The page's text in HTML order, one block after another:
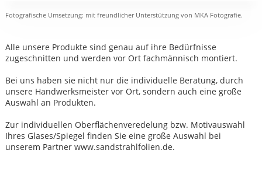
Fotografische Umsetzung: mit freundlicher Unterstützung von MKA Fotografie.
Alle unsere Produkte sind genau auf ihre Bedürfnisse
zugeschnitten und werden vor Ort fachmännisch montiert.
Bei uns haben sie nicht nur die individuelle Beratung, durch
unsere Handwerksmeister vor Ort, sondern auch eine große
Auswahl an Produkten.
Zur individuellen Oberflächenveredelung bzw. Motivauswahl
Ihres Glases/Spiegel finden Sie eine große Auswahl bei
unserem Partner www.sandstrahlfolien.de.